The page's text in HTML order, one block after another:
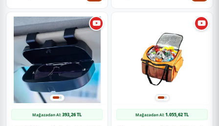
Mağazadan Al:393,26 TL Mağazadan Al:1.055,62 TL